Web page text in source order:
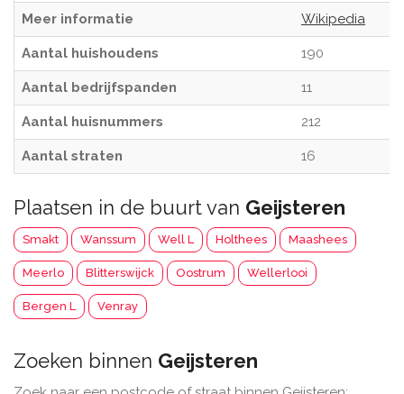
Meer informatie Wikipedia
Aantal huishoudens 190
Aantal bedrijfspanden 11
Aantal huisnummers 212
Aantal straten 16
Plaatsen in de buurt van Geijsteren
Smakt Wanssum Well L Holthees Maashees
Meerlo Blitterswijck Oostrum Wellerlooi
Bergen L Venray
Zoeken binnen Geijsteren